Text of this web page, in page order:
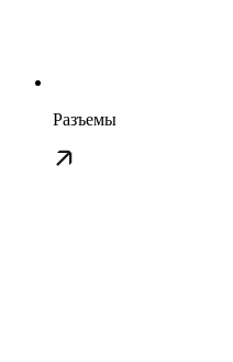
Разъемы